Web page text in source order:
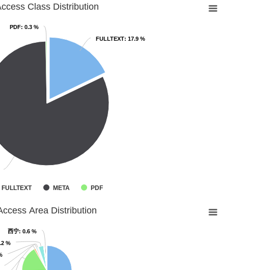
Class Distribution
FULLTEXT: 17.9 %
FULLTEXT: 17.9 %
PDF: 0.3 %
PDF: 0.3 %
FULLTEXT META PDF
Area Distribution
%
%
西宁: 0.6 %
西宁: 0.6 %